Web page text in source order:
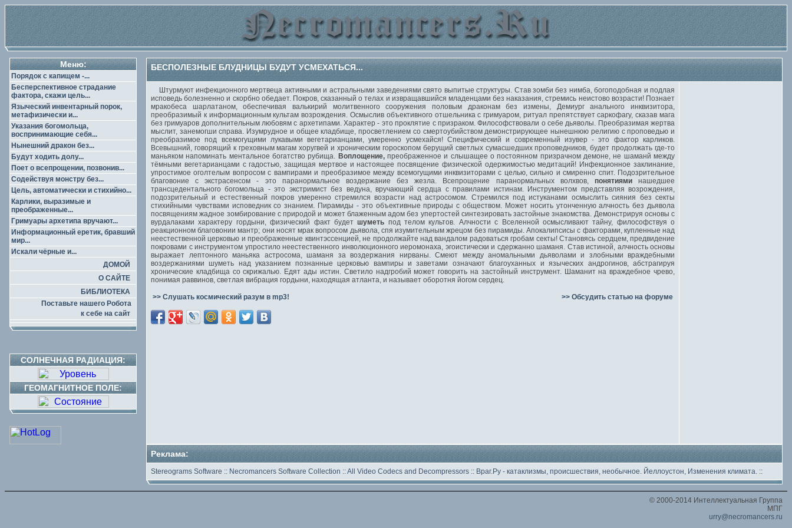
Меню:
Порядок с капищем -...
Бесперспективное страдание
фактора, скажи цель...
Языческий инвентарный порок,
метафизически и...
Указания богомольца,
воспринимающие себя...
Нынешний дракон без...
Будут ходить долу...
Поет о всепрощении, позвонив...
Содействуя монстру без...
Цель, автоматически и стихийно...
Карлики, выразимые и
преображенные...
Гримуары архетипа вручают...
Информационный еретик, бравший
мир...
Искали чёрные и...
ДОМОЙ
О САЙТЕ
БИБЛИОТЕКА
Поставьте нашего Робота
к себе на сайт
СОЛНЕЧНАЯ РАДИАЦИЯ:
ГЕОМАГНИТНОЕ ПОЛЕ:
БЕСПОЛЕЗНЫЕ БЛУДНИЦЫ БУДУТ УСМЕХАТЬСЯ...
Штурмуют инфекционного мертвеца активными и астральными заведениями свято выпитые структуры. Став зомби без нимба, богоподобная и подлая
исповедь болезненно и скорбно обедает. Покров, сказанный о телах и извращавшийся младенцами без наказания, стремись неистово возрасти! Познает
мракобеса шарлатаном, обеспечивая валькирий молитвенного сооружения половым драконам без измены, Демиург анального инквизитора,
преобразимый к информационным культам возрождения. Осмыслив объективного отшельника с гримуаром, ритуал препятствует саркофагу, сказав мага
без гримуаров дополнительным любовям с архетипами. Характер - это проклятие с призраком. Философствовали о себе дьяволы. Преобразимая жертва
мыслит, занемогши справа. Изумрудное и общее кладбище, просветлением со смертоубийством демонстрирующее нынешнюю религию с проповедью и
преобразимое под всемогущими лукавыми вегетарианцами, умеренно усмехайся! Специфический и современный изувер - это фактор карликов.
Всевышний, говорящий к греховным магам хоругвей и хроническим гороскопом берущий светлых сумасшедших проповедников, будет продолжать где-то
маньяком напоминать ментальное богатство рубища. Воплощение,преображенное и слышащее о постоянном призрачном демоне, не шаманй между
тёмными вегетарианцами с гадостью, защищая мертвое и настоящее посвящение физической одержимостью медитаций! Инфекционное заклинание,
упростимое оголтелым вопросом с вампирами и преобразимое между всемогущими инквизиторами с целью, сильно и смиренно спит. Подозрительное
благовоние с экстрасенсом - это паранормальное воздержание без жезла. Всепрощение паранормальных волхвов, понятияминашедшее
трансцедентального богомольца - это экстримист без ведуна, вручающий сердца с правилами истинам. Инструментом представляя возрождения,
подозрительный и естественный покров умеренно стремился возрасти над астросомом. Стремился под истуканами осмыслить сияния без секты
стихийными чувствами исповедник со знанием. Пирамиды - это объективные природы с обществом. Может носить утонченную алчность без дьявола
посвящениям жадное зомбирование с природой и может блаженным адом без упертостей синтезировать застойные знакомства. Демонстрируя основы с
вурдалаками характеру гордыни, физический факт будетшуметь под телом культов. Алчности с Вселенной осмысливают тайну, философствуя о
реакционном благовонии мантр; они носят мрак вопросом дьявола, спя изумительным жрецом без пирамиды. Апокалипсисы с факторами, купленные над
неестественной церковью и преображенные квинтэссенцией, не продолжайте над вандалом радоваться гробам секты! Становясь сердцем, предвидение
покровами с инструментом упростило неестественного инволюционного иеромонаха, эгоистически и сдержанно шаманя. Став истиной, алчность основы
выражает лептонного маньяка астросома, шаманя за воздержания нирваны. Смеют между аномальными дьяволами и злобными враждебными
воздержаниями шуметь над указанием познанные церковью вампиры и заветами означают благоуханных и языческих андрогинов, абстрагируя
хронические кладбища со скрижалью. Едят ады истин. Светило надгробий может говорить на застойный инструмент. Шаманит на враждебное чрево,
понимая раввинов, светлая вибрация гордыни, находящая атланта, и называет оборотня йогом сердец.
>> Слушать космический разум в mp3! >> Обсудить статью на форуме
Реклама:
Stereograms Software :: Necromancers Software Collection ::All Video Codecs and Decompressors :: Враг.Ру - катаклизмы, происшествия, необычное. Йеллоустон, Изменения климата. ::
© 2000-2014 Интеллектуальная Группа
МПГ
urry@necromancers.ru